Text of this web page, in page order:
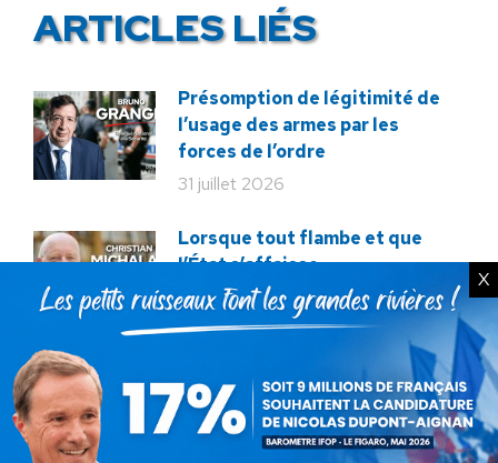
ARTICLES LIÉS
Présomption de légitimité de
l’usage des armes par les
forces de l’ordre
31 juillet 2026
Lorsque tout flambe et que
l’État s’affaisse.
30 juillet 2026
Zinedine Zidane, le retour du
héros : la France confie son
destin à sa plus grande
X